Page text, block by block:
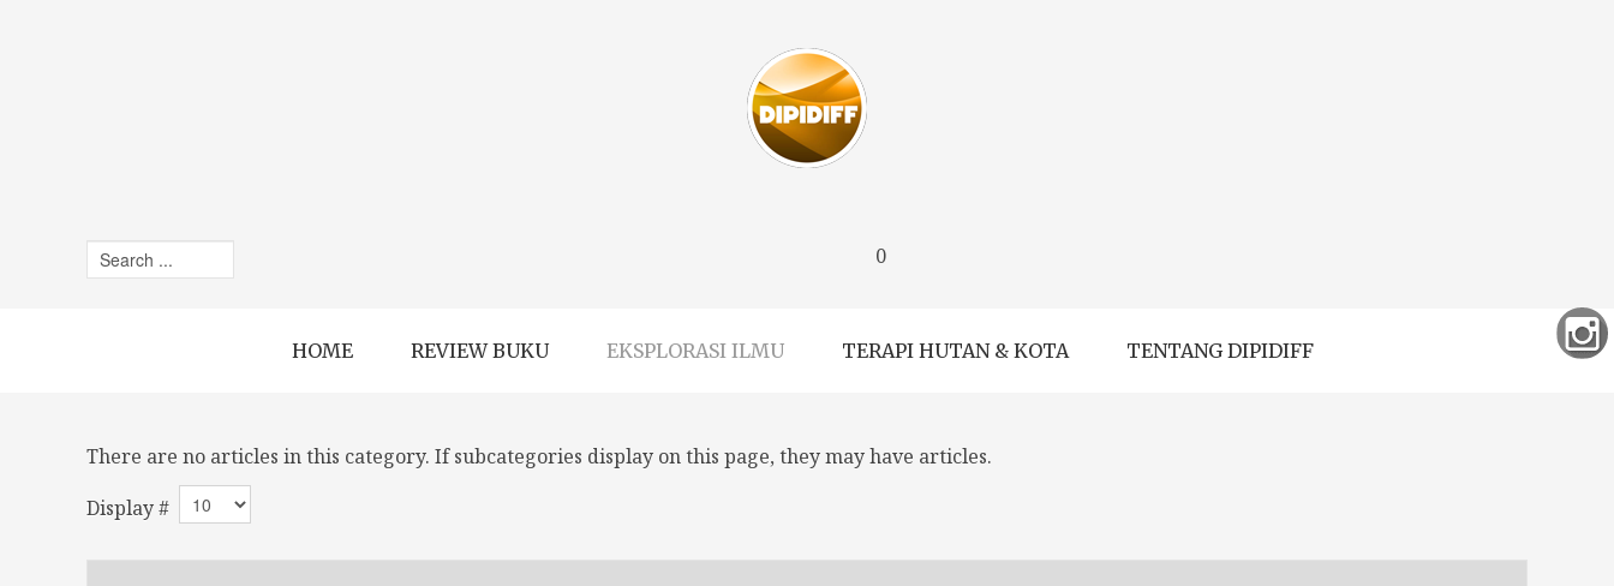
0
HOME REVIEW BUKU EKSPLORASI ILMU TERAPI HUTAN & KOTA TENTANG DIPIDIFF
There are no articles in this category. If subcategories display on this page, they may have articles.
Display #